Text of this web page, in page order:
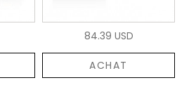
84.39 USD
ACHAT